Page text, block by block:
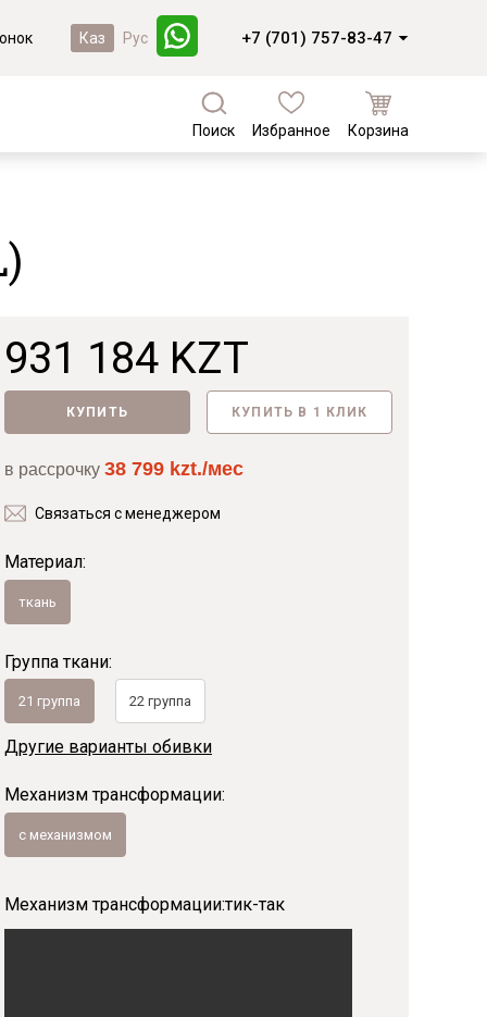
Каз Рус +7 (701) 757-83-47
Фасады из МДФ
Доминика
Лотос
Мейсон
Лотос
Поиск Избранное Корзина
931 184 KZT
КУПИТЬ КУПИТЬ В 1 КЛИК
в рассрочку 38 799 kzt./мес
Связаться с менеджером
Материал:
ткань
Группа ткани:
21 группа 22 группа
Другие варианты обивки
Механизм трансформации:
с механизмом
Механизм трансформации:тик-так